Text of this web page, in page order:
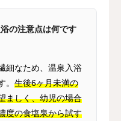
の注意点は何です
細なため、温泉入浴
。 生後6ヶ月未満の
ましく、幼児の場合
度の食塩泉から試す